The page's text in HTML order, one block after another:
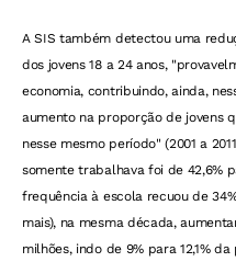
A SIS também detectou uma
dos jovens 18 a 24 anos,
economia, contribuindo, ainda,
aumento na proporção de jovens
nesse mesmo período" (2001 a
somente trabalhava foi de 42,6%
frequência à escola recuou de
mais), na mesma década,
milhões, indo de 9% para 12,1%